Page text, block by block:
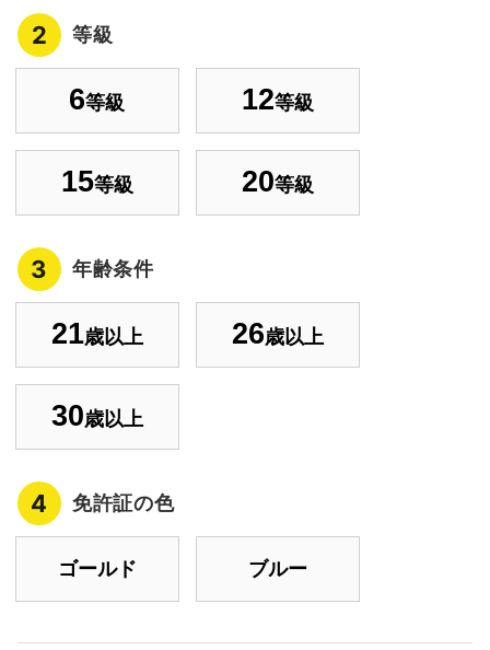
2 等級
6等級 12等級
15等級 20等級
3 年齢条件
21歳以上 26歳以上
30歳以上
4 免許証の色
ゴールド ブルー